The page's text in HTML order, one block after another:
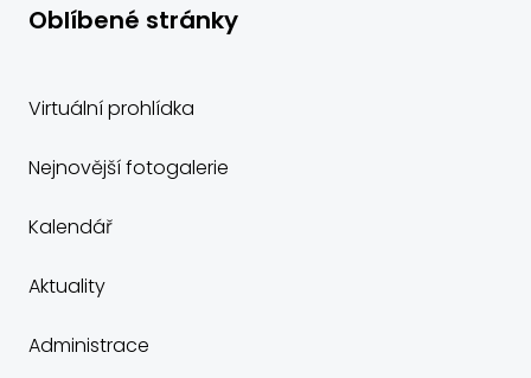
Oblíbené stránky
Virtuální prohlídka
Nejnovější fotogalerie
Kalendář
Aktuality
Administrace